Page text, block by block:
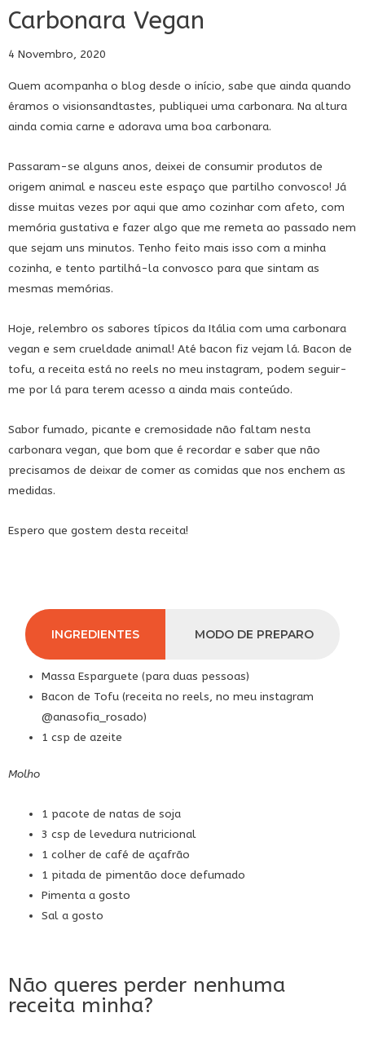
Carbonara Vegan
4 Novembro, 2020
Quem acompanha o blog desde o início, sabe que ainda quando
éramos o visionsandtastes, publiquei uma carbonara. Na altura
ainda comia carne e adorava uma boa carbonara.
Passaram-se alguns anos, deixei de consumir produtos de
origem animal e nasceu este espaço que partilho convosco! Já
disse muitas vezes por aqui que amo cozinhar com afeto, com
memória gustativa e fazer algo que me remeta ao passado nem
que sejam uns minutos. Tenho feito mais isso com a minha
cozinha, e tento partilhá-la convosco para que sintam as
mesmas memórias.
Hoje, relembro os sabores típicos da Itália com uma carbonara
vegan e sem crueldade animal! Até bacon fiz vejam lá. Bacon de
tofu, a receita está no reels no meu instagram, podem seguir-
me por lá para terem acesso a ainda mais conteúdo.
Sabor fumado, picante e cremosidade não faltam nesta
carbonara vegan, que bom que é recordar e saber que não
precisamos de deixar de comer as comidas que nos enchem as
medidas.
Espero que gostem desta receita!
INGREDIENTES MODO DE PREPARO
Massa Esparguete (para duas pessoas)
Bacon de Tofu (receita no reels, no meu instagram
@anasofia_rosado)
1 csp de azeite
Molho
1 pacote de natas de soja
3 csp de levedura nutricional
1 colher de café de açafrão
1 pitada de pimentão doce defumado
Pimenta a gosto
Sal a gosto
Não queres perder nenhuma
receita minha?